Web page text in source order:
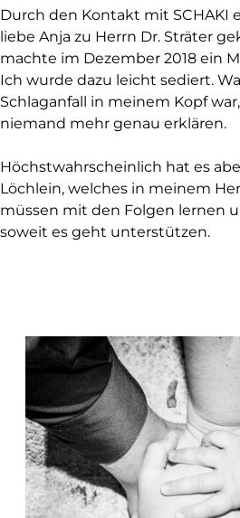
Durch den Kontakt mit SCHAKI
liebe Anja zu Herrn Dr. Sträter
machte im Dezember 2018 ein
Ich wurde dazu leicht sediert.
Schlaganfall in meinem Kopf
niemand mehr genau erklären.
Höchstwahrscheinlich hat es
Löchlein, welches in meinem
müssen mit den Folgen lernen
soweit es geht unterstützen.